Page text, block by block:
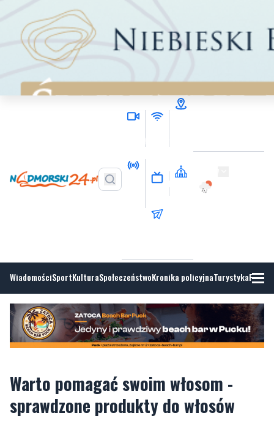
HotSpoty
Kościoły
WiadomościSportKulturaSpołeczeństwoKronika policyjnaTurystyka
Warto pomagać swoim włosom -
sprawdzone produkty do włosów